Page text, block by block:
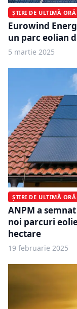
ȘTIRI DE ULTIMĂ ORĂ
Eurowind
un parc eolian
5 martie 2025
ȘTIRI DE ULTIMĂ ORĂ
ANPM a
noi parcuri
hectare
19 februarie 2025